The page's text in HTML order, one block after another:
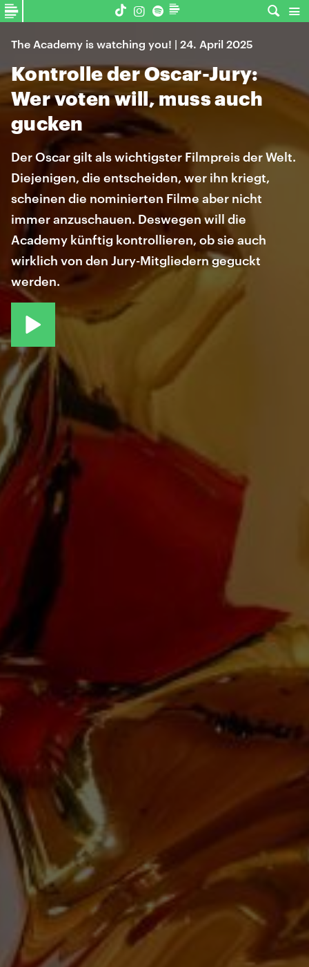
The Academy is watching you! | 24. April 2025
Kontrolle der Oscar-Jury:
Wer voten will, muss auch
gucken
Der Oscar gilt als wichtigster Filmpreis der Welt.
Diejenigen, die entscheiden, wer ihn kriegt,
scheinen die nominierten Filme aber nicht
immer anzuschauen. Deswegen will die
Academy künftig kontrollieren, ob sie auch
wirklich von den Jury-Mitgliedern geguckt
werden.